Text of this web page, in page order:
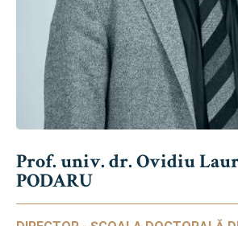
Prof. univ. dr. Ovidiu
PODARU